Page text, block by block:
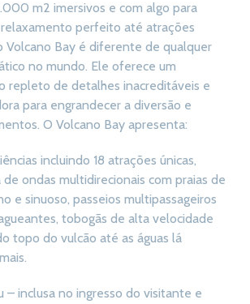
m2 imersivos e com algo para
perfeito até atrações
Volcano Bay é diferente de qualquer
no mundo. Ele oferece um
repleto de detalhes inacreditáveis e
para engrandecer a diversão e
O Volcano Bay apresenta:
incluindo 18 atrações únicas,
de ondas multidirecionais com praias de
e sinuoso, passeios multipassageiros
tobogãs de alta velocidade
topo do vulcão até as águas lá
– inclusa no ingresso do visitante e